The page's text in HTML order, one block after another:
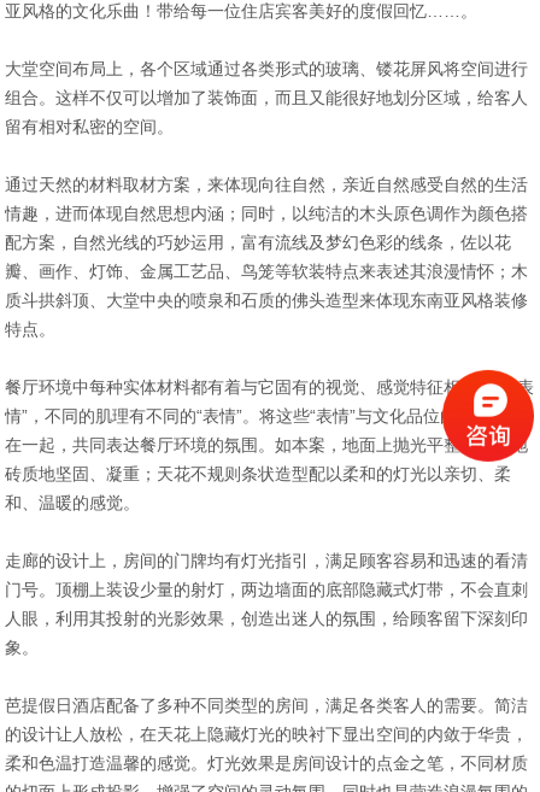
亚风格的文化乐曲！带给每一位住店宾客美好的度假回忆……。
大堂空间布局上，各个区域通过各类形式的玻璃、镂花屏风将空间进行
组合。这样不仅可以增加了装饰面，而且又能很好地划分区域，给客人
留有相对私密的空间。
通过天然的材料取材方案，来体现向往自然，亲近自然感受自然的生活
情趣，进而体现自然思想内涵；同时，以纯洁的木头原色调作为颜色搭
配方案，自然光线的巧妙运用，富有流线及梦幻色彩的线条，佐以花
瓣、画作、灯饰、金属工艺品、鸟笼等软装特点来表述其浪漫情怀；木
质斗拱斜顶、大堂中央的喷泉和石质的佛头造型来体现东南亚风格装修
特点。
餐厅环境中每种实体材料都有着与它固有的视觉、感觉特征相吻合的“表
情”，不同的肌理有不同的“表情”。将这些“表情”与文化品位的形成联系
在一起，共同表达餐厅环境的氛围。如本案，地面上抛光平整光滑的地
砖质地坚固、凝重；天花不规则条状造型配以柔和的灯光以亲切、柔
和、温暖的感觉。
走廊的设计上，房间的门牌均有灯光指引，满足顾客容易和迅速的看清
门号。顶棚上装设少量的射灯，两边墙面的底部隐藏式灯带，不会直刺
人眼，利用其投射的光影效果，创造出迷人的氛围，给顾客留下深刻印
象。
芭提假日酒店配备了多种不同类型的房间，满足各类客人的需要。简洁
的设计让人放松，在天花上隐藏灯光的映衬下显出空间的内敛于华贵，
柔和色温打造温馨的感觉。灯光效果是房间设计的点金之笔，不同材质